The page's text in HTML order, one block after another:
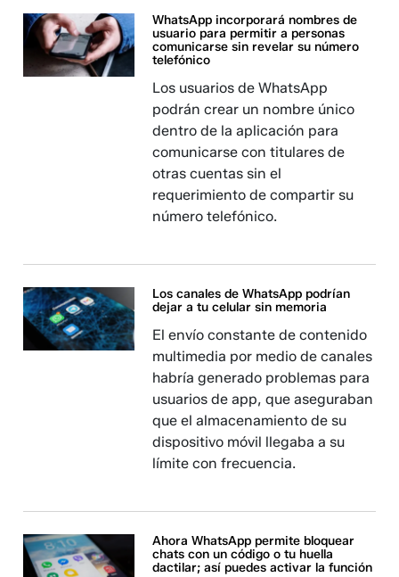
WhatsApp incorporará nombres de
usuario para permitir a personas
comunicarse sin revelar su número
telefónico
Los usuarios de WhatsApp
podrán crear un nombre único
dentro de la aplicación para
comunicarse con titulares de
otras cuentas sin el
requerimiento de compartir su
número telefónico.
Los canales de WhatsApp podrían
dejar a tu celular sin memoria
El envío constante de contenido
multimedia por medio de canales
habría generado problemas para
usuarios de app, que aseguraban
que el almacenamiento de su
dispositivo móvil llegaba a su
límite con frecuencia.
Ahora WhatsApp permite bloquear
chats con un código o tu huella
dactilar; así puedes activar la función